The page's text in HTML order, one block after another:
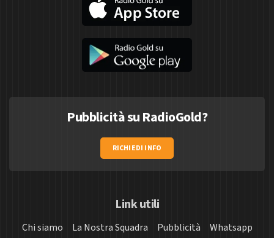
Pubblicità su RadioGold?
RICHIEDI INFO
Link utili
Chi siamo La Nostra Squadra Pubblicità
Whatsapp